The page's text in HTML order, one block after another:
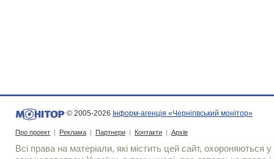
© 2005-2026 Інформ-агенція «Чернігівський монітор»
Про проект | Реклама | Партнери | Контакти | Архів
Всі права на матеріали, які містить цей сайт, охороняються у